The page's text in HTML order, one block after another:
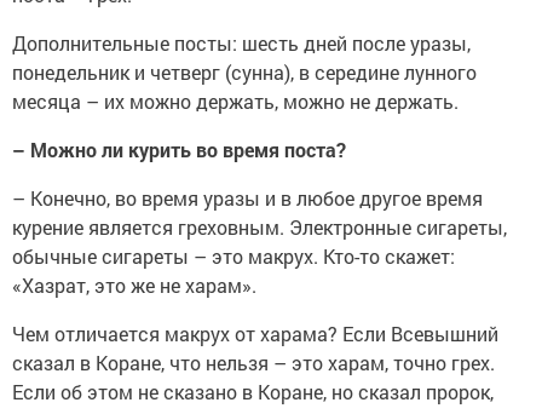
Дополнительные посты: шесть дней после уразы,
понедельник и четверг (сунна), в середине лунного
месяца – их можно держать, можно не держать.
– Можно ли курить во время поста?
– Конечно, во время уразы и в любое другое время
курение является греховным. Электронные сигареты,
обычные сигареты – это макрух. Кто-то скажет:
«Хазрат, это же не харам».
Чем отличается макрух от харама? Если Всевышний
сказал в Коране, что нельзя – это харам, точно грех.
Если об этом не сказано в Коране, но сказал пророк,